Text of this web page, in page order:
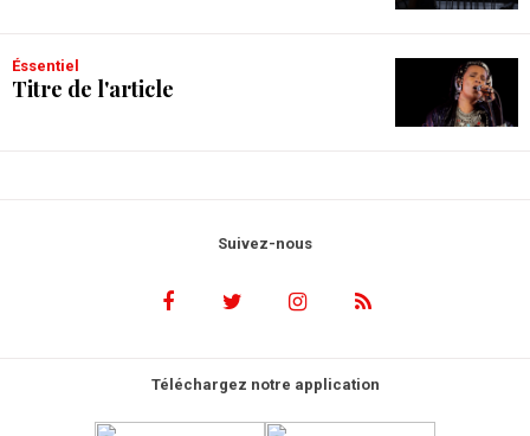
Éssentiel
Titre de l'article
Suivez-nous
Téléchargez notre application